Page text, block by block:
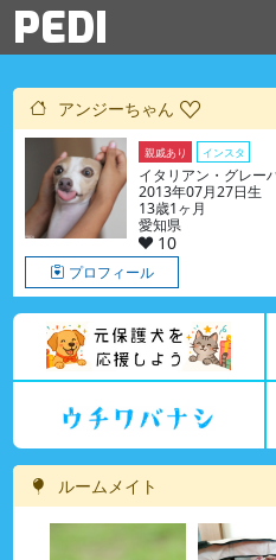
PEDI
アンジーちゃん
親戚あり インスタ
イタリアン・グレー
2013年07月27日生
13歳1ヶ月
愛知県
10
プロフィール
ルームメイト